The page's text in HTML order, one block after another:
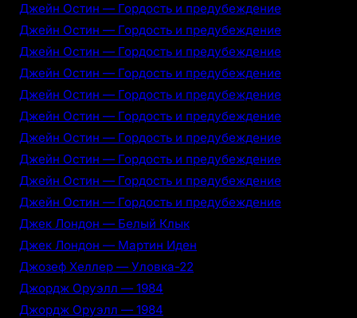
Джейн Остин — Гордость и предубеждение
Джейн Остин — Гордость и предубеждение
Джейн Остин — Гордость и предубеждение
Джейн Остин — Гордость и предубеждение
Джейн Остин — Гордость и предубеждение
Джейн Остин — Гордость и предубеждение
Джейн Остин — Гордость и предубеждение
Джейн Остин — Гордость и предубеждение
Джейн Остин — Гордость и предубеждение
Джейн Остин — Гордость и предубеждение
Джек Лондон — Белый Клык
Джек Лондон — Мартин Иден
Джозеф Хеллер — Уловка-22
Джордж Оруэлл — 1984
Джордж Оруэлл — 1984